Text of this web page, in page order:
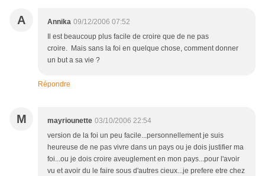
A Annika 09/12/2006 07:52
Il est beaucoup plus facile de croire que de ne pas
croire. Mais sans la foi en quelque chose, comment donner
un but a sa vie ?
Répondre
M mayriounette 03/10/2006 22:54
version de la foi un peu facile...personnellement je suis
heureuse de ne pas vivre dans un pays ou je dois justifier ma
foi...ou je dois croire aveuglement en mon pays...pour l'avoir
vu et avoir du le faire sous d'autres cieux...je prefere etre chez